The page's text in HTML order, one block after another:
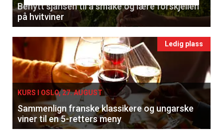
Benytt sjansen til å smake og lære forskjellen
på hvitviner
Ledig plass
KURS I OSLO, 27. AUGUST
Sammenlign franske klassikere og ungarske
viner til en 5-retters meny